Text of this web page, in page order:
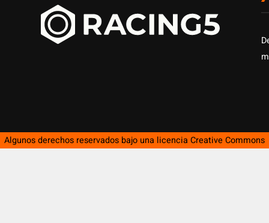
Algunos derechos reservados bajo una licencia Creative Commons